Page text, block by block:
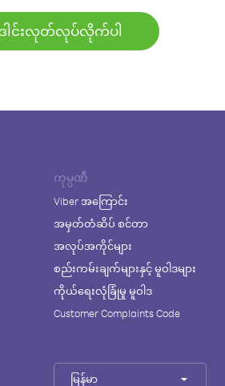
ါင်းလုတ်လုပ်လိုက်ပါ
ကုမ္ပဏီ
Viber အကြောင်း
အမှတ်တံဆိပ် စင်တာ
အလုပ်အကိုင်များ
စည်းကမ်းချက်များနှင့် မူဝါဒများ
ကိုယ်ရေးလုံခြုံမှု မူဝါဒ
Customer Complaints Code
မြန်မာ